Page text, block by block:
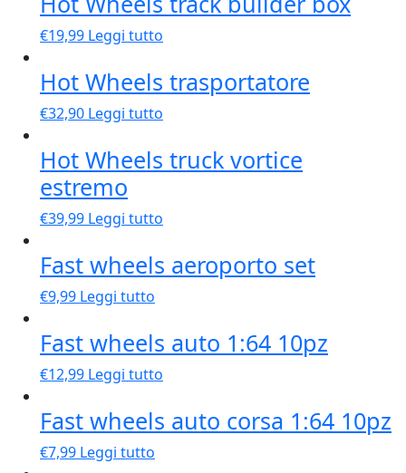
€19,99 Leggi tutto
Hot Wheels trasportatore
€32,90 Leggi tutto
Hot Wheels truck vortice
estremo
€39,99 Leggi tutto
Fast wheels aeroporto set
€9,99 Leggi tutto
Fast wheels auto 1:64 10pz
€12,99 Leggi tutto
Fast wheels auto corsa 1:64 10pz
€7,99 Leggi tutto